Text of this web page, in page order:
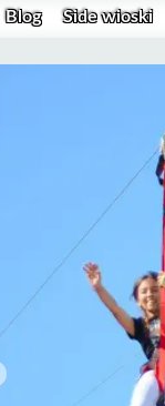
Blog Side wioski